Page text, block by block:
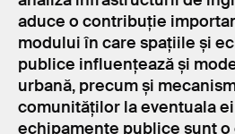
aduce o contribuție
modului în care spațiile și
publice influențează și
urbană, precum și
comunităților la eventuala
echipamente publice sunt